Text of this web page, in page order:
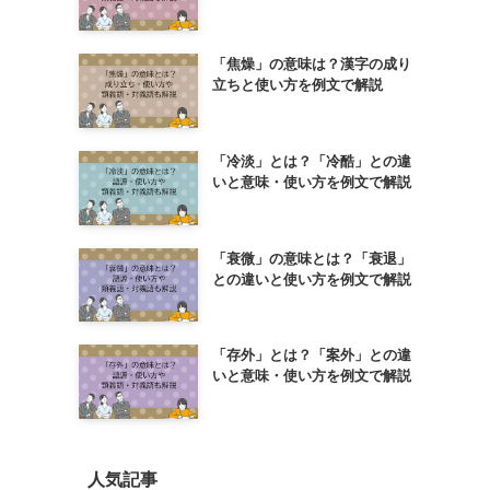
「焦燥」の意味は？漢字の成り
立ちと使い方を例文で解説
「冷淡」とは？「冷酷」との違
いと意味・使い方を例文で解説
「衰微」の意味とは？「衰退」
との違いと使い方を例文で解説
「存外」とは？「案外」との違
いと意味・使い方を例文で解説
人気記事